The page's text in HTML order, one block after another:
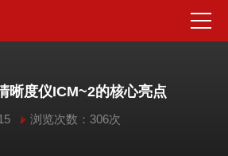
晰度仪ICM~2的核心亮点
浏览次数：306次